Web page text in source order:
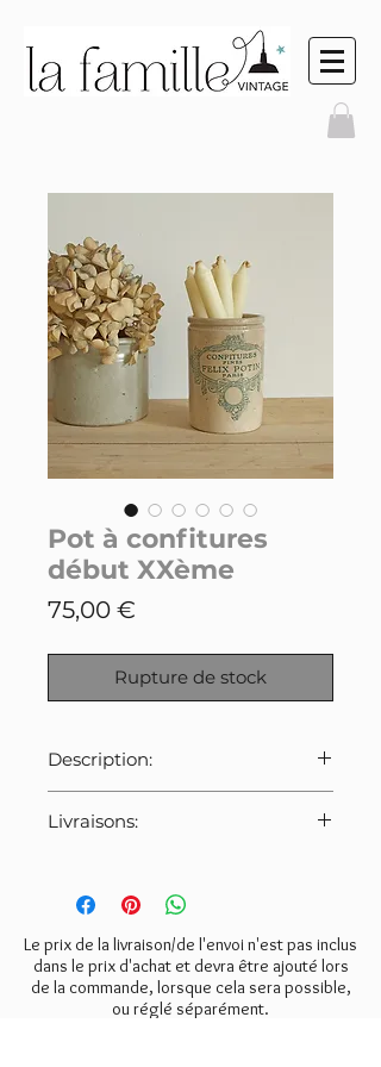
Pot à confitures
début XXème
75,00 €
Rupture de stock
Description:
Potin en faïence vernissée, circa
du socle.
assez rare.
A noter toutefois, un éclat sur
l'arrière (voir photo).
Livraisons:
Merci de bien veiller à
sélectionner le tarif indiqué ci-
dessous lors de la commande.
- Mondial Relay:5€
- Colissimo:8€
- Retrait gratuit à l'atelier
Le prix de la livraison/de l'envoi n'est pas inclus
dans le prix d'achat et devra être ajouté lors
de la commande, lorsque cela sera possible,
ou réglé séparément.